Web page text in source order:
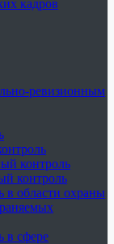
кадров
ревизионным
контроль
контроль
области охраны
в сфере